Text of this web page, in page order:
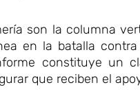
son la columna
en la batalla contra
constituye un
que reciben el